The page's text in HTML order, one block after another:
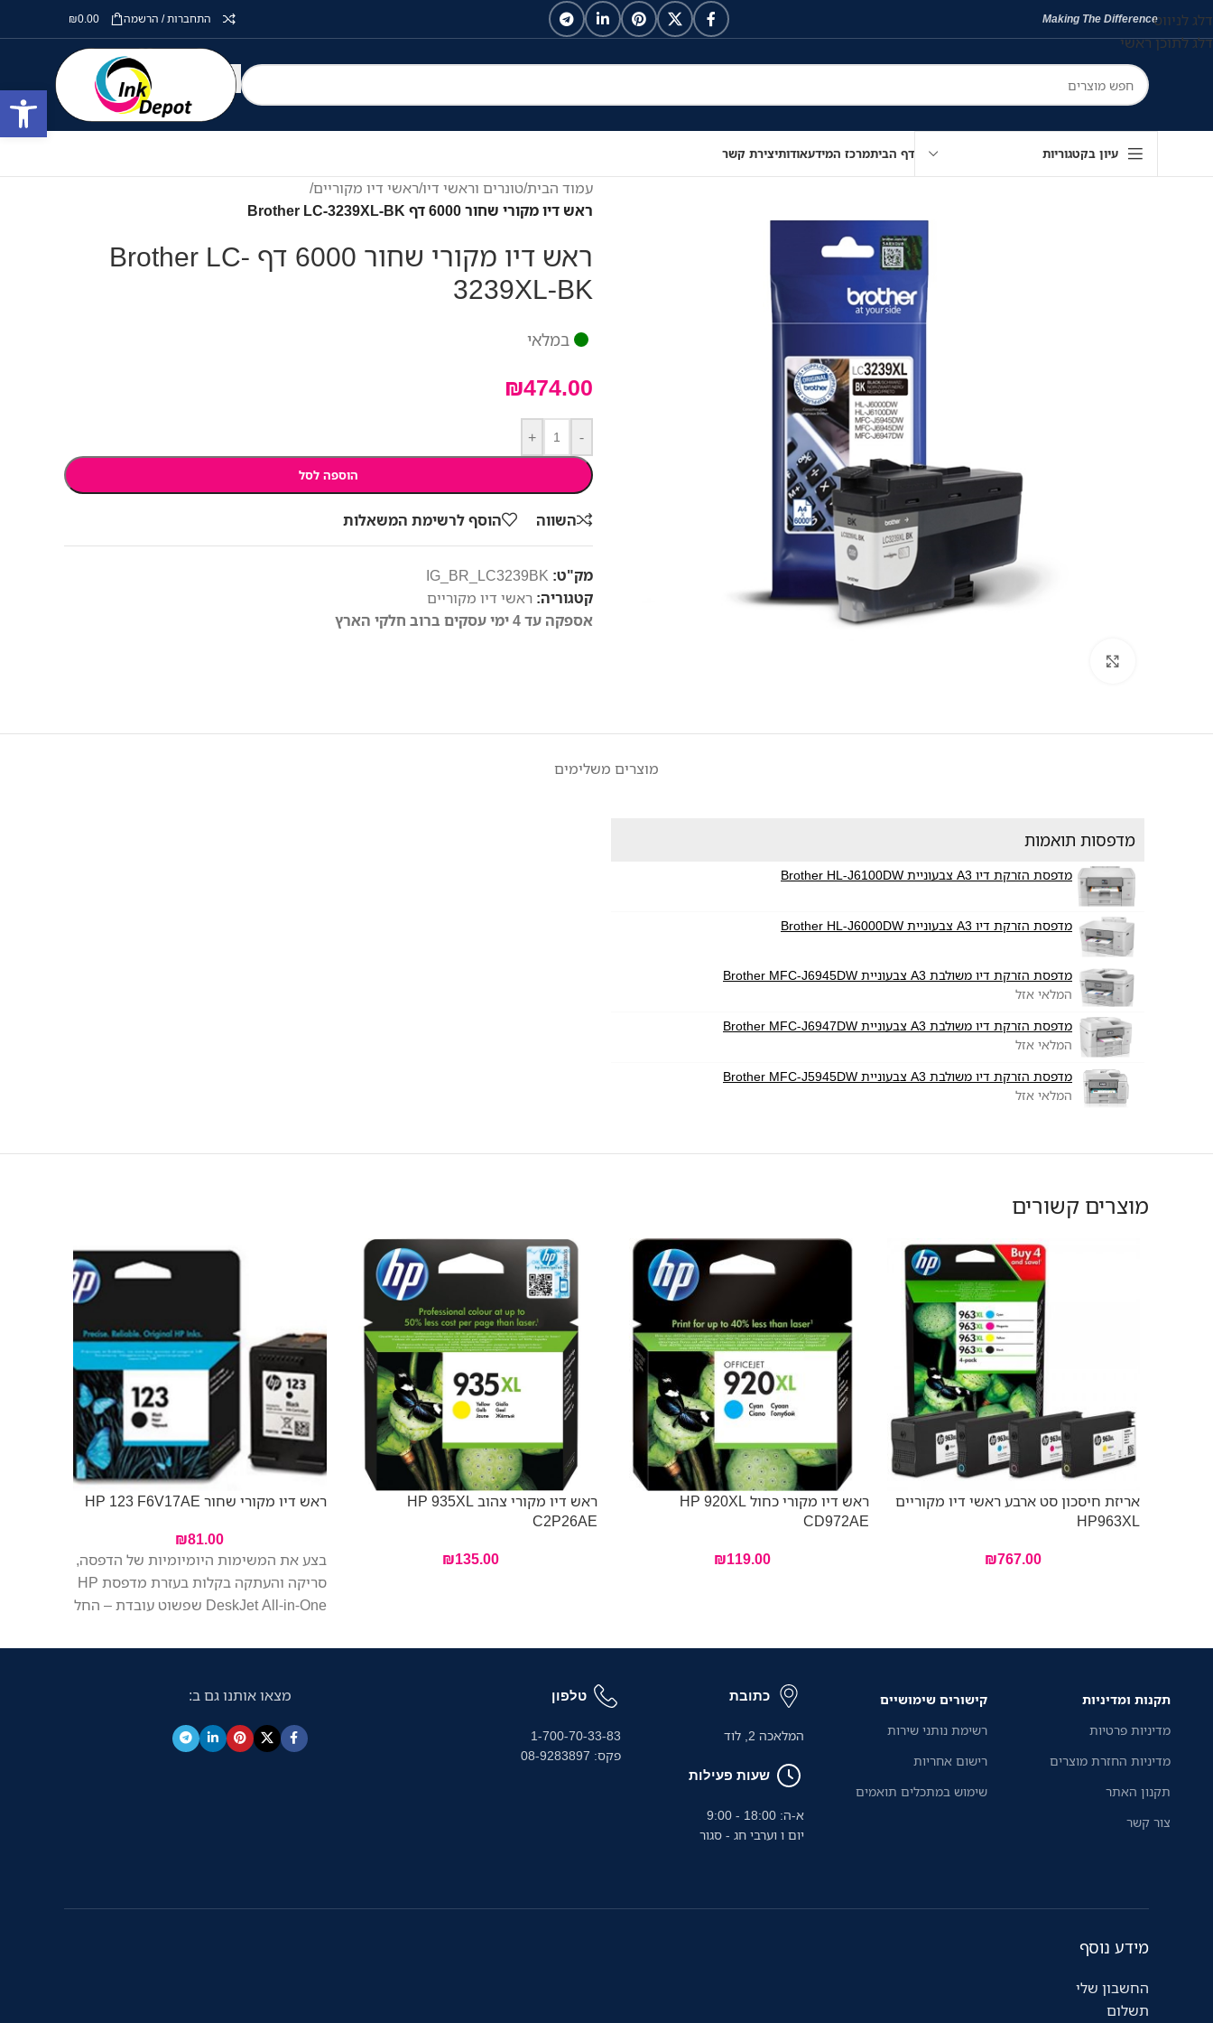
דלג לניווט
דלג לתוכן ראשי
Making The Difference התחברות / הרשמה ₪0.00
עיון בקטגוריות דף הביתמרכז המידעאודותיצירת קשר
עמוד הבית/טונרים וראשי דיו/ראשי דיו מקוריים/
ראש דיו מקורי שחור 6000 דף Brother LC-3239XL-BK
ראש דיו מקורי שחור 6000 דף Brother LC-
3239XL-BK
במלאי
₪474.00
-
+
הוספה לסל
השווה הוסף לרשימת המשאלות
מק"ט: IG_BR_LC3239BK
קטגוריה: ראשי דיו מקוריים
אספקה עד 4 ימי עסקים ברוב חלקי הארץ
מוצרים משלימים
מדפסות תואמות
מדפסת הזרקת דיו A3 צבעוניית Brother HL-J6100DW
מדפסת הזרקת דיו A3 צבעוניית Brother HL-J6000DW
מדפסת הזרקת דיו משולבת A3 צבעוניית Brother MFC-J6945DW
המלאי אזל
מדפסת הזרקת דיו משולבת A3 צבעוניית Brother MFC-J6947DW
המלאי אזל
מדפסת הזרקת דיו משולבת A3 צבעוניית Brother MFC-J5945DW
המלאי אזל
מוצרים קשורים
אריזת חיסכון סט ארבע ראשי דיו מקוריים
HP963XL
₪767.00
ראש דיו מקורי כחול HP 920XL
CD972AE
₪119.00
ראש דיו מקורי צהוב HP 935XL
C2P26AE
₪135.00
ראש דיו מקורי שחור HP 123 F6V17AE
₪81.00
בצע את המשימות היומיומיות של הדפסה,
סריקה והעתקה בקלות בעזרת מדפסת HP
DeskJet All-in-One שפשוט עובדת – החל
בעזרת מחסניות דיו אופציונליות בעלות
תקנות ומדיניות
מדיניות פרטיות
מדיניות החזרת מוצרים
תקנון האתר
צור קשר
קישורים שימושיים
רשימת נותני שירות
רישום אחריות
שימוש במתכלים תואמים
כתובת
המלאכה 2, לוד
שעות פעילות
א-ה: 18:00 - 9:00
יום ו וערבי חג - סגור
טלפון
1-700-70-33-83
פקס: 08-9283897
מצאו אותנו גם ב:
מידע נוסף
החשבון שלי
תשלום
פתח